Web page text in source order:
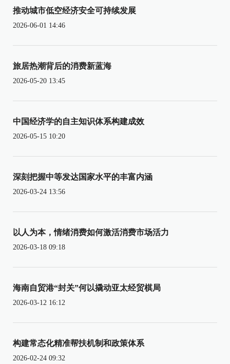
推动城市低空经济安全可持续发展
2026-06-01 14:46
旅居热潮背后的消费新蓝海
2026-05-20 13:45
中国经济学的自主知识体系构建成效
2026-05-15 10:20
深刻把握中等发达国家水平的丰富内涵
2026-03-24 13:56
以人为本，情绪消费如何激活消费市场活力
2026-03-18 09:18
海南自贸港“封关”何以撬动亚太经贸棋局
2026-03-12 16:12
构建常态化精准帮扶机制和政策体系
2026-02-24 09:32